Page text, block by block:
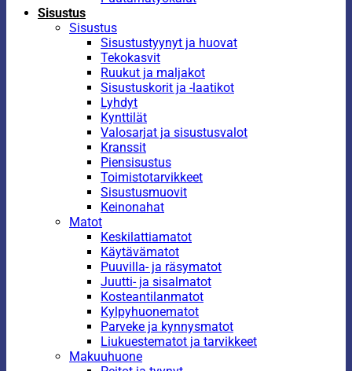
Sisustus
Sisustus
Sisustustyynyt ja huovat
Tekokasvit
Ruukut ja maljakot
Sisustuskorit ja -laatikot
Lyhdyt
Kynttilät
Valosarjat ja sisustusvalot
Kranssit
Piensisustus
Toimistotarvikkeet
Sisustusmuovit
Keinonahat
Matot
Keskilattiamatot
Käytävämatot
Puuvilla- ja räsymatot
Juutti- ja sisalmatot
Kosteantilanmatot
Kylpyhuonematot
Parveke ja kynnysmatot
Liukuestematot ja tarvikkeet
Makuuhuone